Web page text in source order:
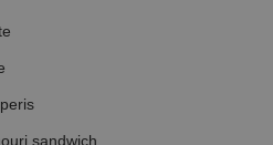
sandwich